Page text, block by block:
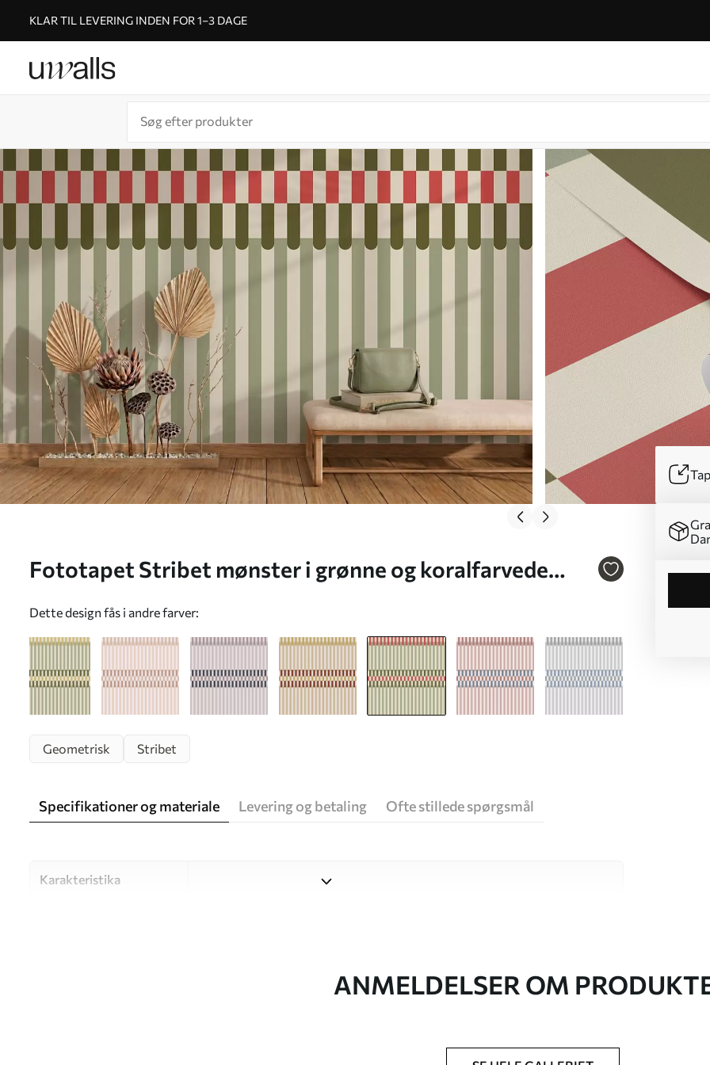
KLAR TIL LEVERING INDEN FOR 1–3 DAGE
Fototapet Stribet mønster i grønne og koralfarvede
Dette design fås i andre farver:
Geometrisk Stribet
Specifikationer og materiale Levering og betaling Ofte stillede spørgsmål
Karakteristika
ANMELDELSER OM